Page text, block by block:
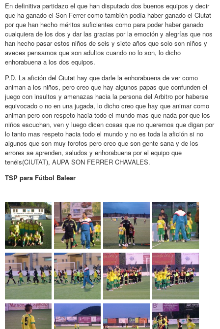
En definitiva partidazo el que han disputado dos buenos equipos y decir
que ha ganado el Son Ferrer como también podía haber ganado el Ciutat
por que han hecho méritos suficientes como para poder haber ganado
cualquiera de los dos y dar las gracias por la emoción y alegrías que nos
han hecho pasar estos niños de seis y siete años que solo son niños y
aveces pensamos que son adultos cuando no lo son, lo dicho
enhorabuena a los dos equipos.
P.D. La afición del Ciutat hay que darle la enhorabuena de ver como
animan a los niños, pero creo que hay algunos papas que confunden el
juego con insultos y amenazas hacia la persona del Arbitro por haberse
equivocado o no en una jugada, lo dicho creo que hay que animar como
animan pero con respeto hacia todo el mundo mas que nada por que los
niños escuchan, ven y luego dicen cosas que no queremos que digan por
lo tanto mas respeto hacia todo el mundo y no es toda la afición si no
algunos que son muy forofos pero creo que son gente sana y de los
errores se aprenden, saludos y enhorabuena por el equipo que
tenéis(CIUTAT), AUPA SON FERRER CHAVALES.
TSP para Fútbol Balear